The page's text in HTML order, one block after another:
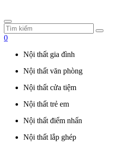
0
Nội thất gia đình
Nội thất văn phòng
Nội thất cửa tiệm
Nội thất trẻ em
Nội thất điểm nhấn
Nội thất lắp ghép